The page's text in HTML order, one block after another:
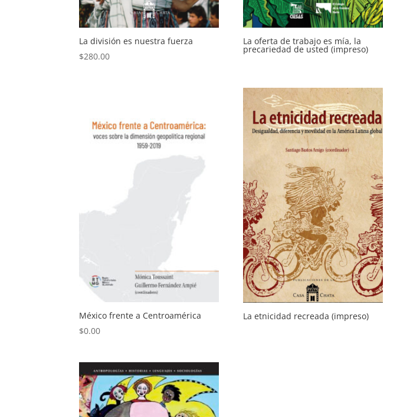
La división es nuestra fuerza
$280.00
La oferta de trabajo es mía, la
precariedad de usted (impreso)
México frente a Centroamérica
$0.00
La etnicidad recreada (impreso)